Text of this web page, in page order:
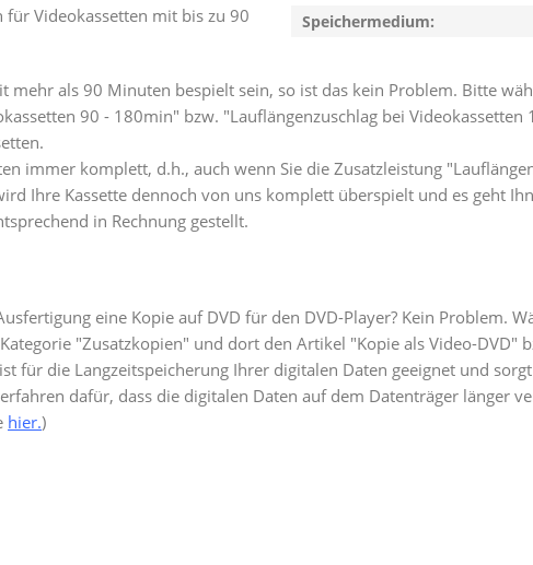
Speichermedium:
für Videokassetten mit bis zu 90
mehr als 90 Minuten bespielt sein, so ist das kein Problem. Bitte
90 - 180min" bzw. "Lauflängenzuschlag bei
immer komplett, d.h., auch wenn Sie die Zusatzleistung
Ihre Kassette dennoch von uns komplett überspielt und es geht
in Rechnung gestellt.
eine Kopie auf DVD für den DVD-Player? Kein Problem.
"Zusatzkopien" und dort den Artikel "Kopie als Video-DVD"
für die Langzeitspeicherung Ihrer digitalen Daten geeignet und
dafür, dass die digitalen Daten auf dem Datenträger länger
hier.)